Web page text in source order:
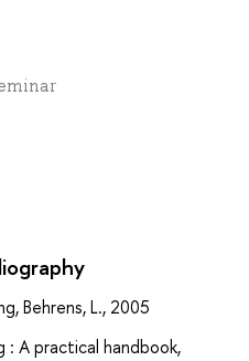
Behrens, L., 2005
: A practical handbook,